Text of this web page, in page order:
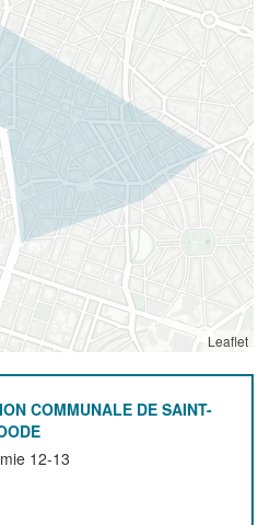
Leaflet
COMMUNALE DE SAINT-
12-13